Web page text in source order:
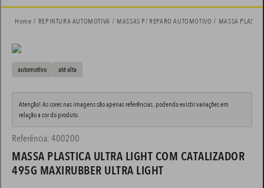
REPINTURA AUTOMOTIVA MASSAS P/ REPARO AUTOMOTIVO MASSA
automotivo atéalta
Atenção! As cores nas imagens são apenas referências, podendo existir variações em
relação a cor do produto.
Referência:400200
MASSA PLASTICA ULTRA LIGHT COM CATALIZADOR
495G MAXIRUBBER ULTRA LIGHT
termos mais buscados
2 tinta eucatex
4º tinta esmalte
5º tinta piso
6 º tinta coral